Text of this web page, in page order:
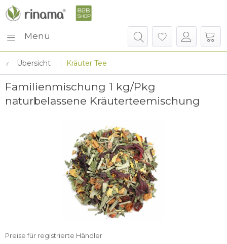
Menü
Übersicht Kräuter Tee
Familienmischung 1 kg/Pkg
naturbelassene Kräuterteemischung
Preise für registrierte Händler